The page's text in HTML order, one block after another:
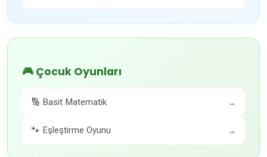
🎮 Çocuk Oyunları
🔢 Basit Matematik →
🐾 Eşleştirme Oyunu →